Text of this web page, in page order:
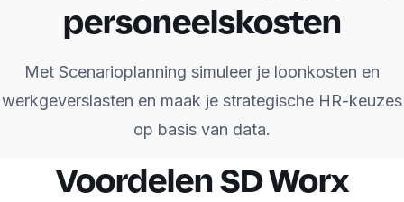
personeelskosten
Met Scenarioplanning simuleer je loonkosten en
werkgeverslasten en maak je strategische HR-keuzes
op basis van data.
Voordelen SD Worx